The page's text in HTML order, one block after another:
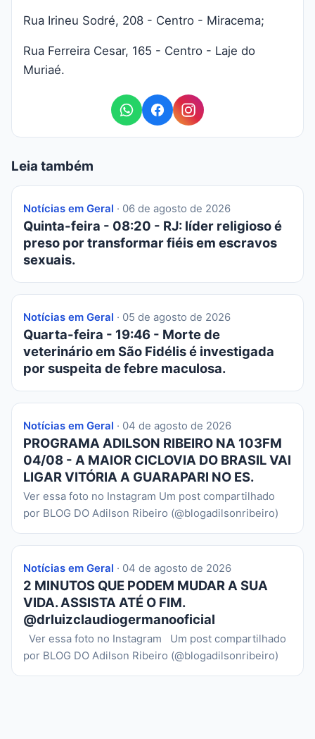
Rua Irineu Sodré, 208 - Centro - Miracema;
Rua Ferreira Cesar, 165 - Centro - Laje do
Muriaé.
Leia também
Notícias em Geral · 06 de agosto de 2026
Quinta-feira - 08:20 - RJ: líder religioso é
preso por transformar fiéis em escravos
sexuais.
Notícias em Geral · 05 de agosto de 2026
Quarta-feira - 19:46 - Morte de
veterinário em São Fidélis é investigada
por suspeita de febre maculosa.
Notícias em Geral · 04 de agosto de 2026
PROGRAMA ADILSON RIBEIRO NA 103FM
04/08 - A MAIOR CICLOVIA DO BRASIL VAI
LIGAR VITÓRIA A GUARAPARI NO ES.
Ver essa foto no Instagram Um post compartilhado
por BLOG DO Adilson Ribeiro (@blogadilsonribeiro)
Notícias em Geral · 04 de agosto de 2026
2 MINUTOS QUE PODEM MUDAR A SUA
VIDA. ASSISTA ATÉ O FIM.
@drluizclaudiogermanooficial
Ver essa foto no Instagram Um post compartilhado
por BLOG DO Adilson Ribeiro (@blogadilsonribeiro)